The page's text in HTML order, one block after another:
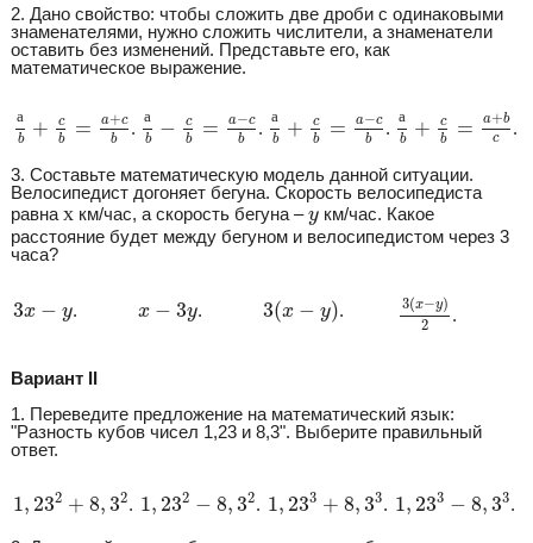
2. Дано свойство: чтобы сложить две дроби с одинаковыми
знаменателями, нужно сложить числители, а знаменатели
оставить без изменений. Представьте его, как
математическое выражение.
а
b +
c
b
= a+c
b
а c
.
а
b −
c
b
= a−c
b
а
.
а
b +
c
b
= a−c
b
а
.
а
b +
c
b
= a+b
c
а b c
.
3. Составьте математическую модель данной ситуации.
Велосипедист догоняет бегуна. Скорость велосипедиста
равна х
хкм/час, а скорость бегуна –y
y км/час. Какое
расстояние будет между бегуном и велосипедистом через 3
часа?
3x − y
3x− . x − 3y
x− y . 3(x − y)
3(x− ) . 3(x−y)
2
3(x −y
.
Вариант II
1. Переведите предложение на математический язык:
"Разность кубов чисел 1,23 и 8,3". Выберите правильный
ответ.
1, 232 + 8,32
1 232 8,3 2
. 1, 232 − 8,32
1 232 8,3 2
. 1, 233 + 8,33
1 233 8,3 3
. 1, 233 − 8,33
1 233 8,3 3
.